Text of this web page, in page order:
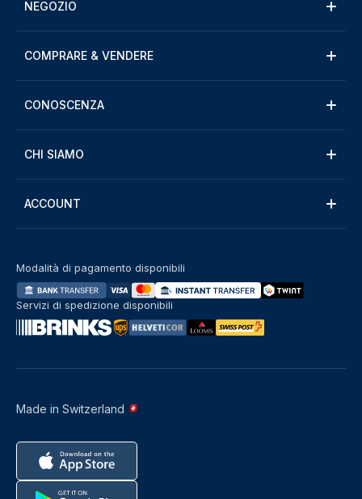
NEGOZIO
COMPRARE & VENDERE
CONOSCENZA
CHI SIAMO
ACCOUNT
Made in Switzerland
Modalità di pagamento disponibili
Servizi di spedizione disponibili